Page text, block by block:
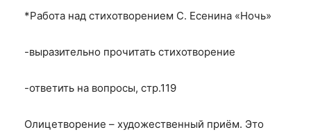
*Работа над стихотворением С. Есенина «Ночь»
-выразительно прочитать стихотворение
-ответить на вопросы, стр.119
Олицетворение – художественный приём. Это